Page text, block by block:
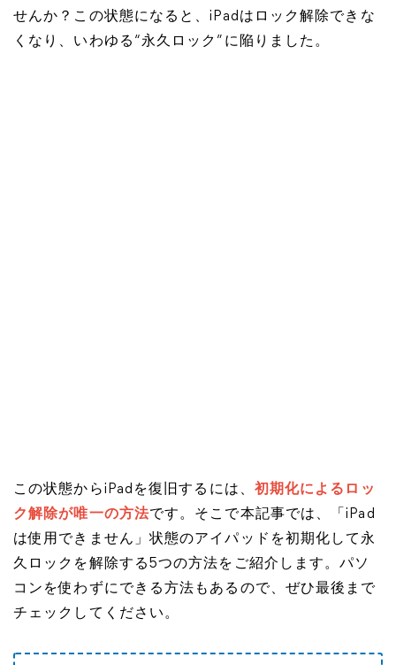
せんか？この状態になると、iPadはロック解除できな
くなり、いわゆる“永久ロック”に陥りました。
この状態からiPadを復旧するには、 初期化によるロッ
ク解除が唯一の方法です。そこで本記事では、「iPad
は使用できません」状態のアイパッドを初期化して永
久ロックを解除する5つの方法をご紹介します。パソ
コンを使わずにできる方法もあるので、ぜひ最後まで
チェックしてください。